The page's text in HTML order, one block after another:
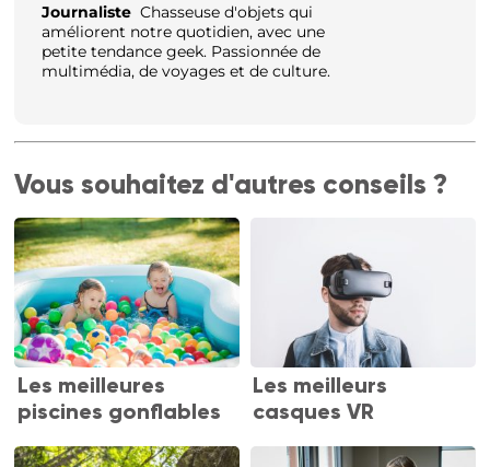
Journaliste Chasseuse d'objets qui
améliorent notre quotidien, avec une
petite tendance geek. Passionnée de
multimédia, de voyages et de culture.
Vous souhaitez d'autres conseils ?
Les meilleures
piscines gonflables
Les meilleurs
casques VR